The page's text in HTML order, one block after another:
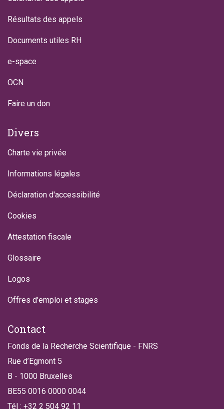
Résultats des appels
Documents utiles RH
e-space
OCN
Faire un don
Divers
Charte vie privée
Informations légales
Déclaration d'accessibilité
Cookies
Attestation fiscale
Glossaire
Logos
Offres d'emploi et stages
Contact
Fonds de la Recherche Scientifique - FNRS
Rue d’Egmont 5
B - 1000 Bruxelles
BE55 0016 0000 0044
Tél : +32 2 504 92 11